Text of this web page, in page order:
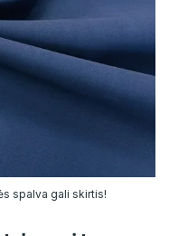
spalva gali skirtis!